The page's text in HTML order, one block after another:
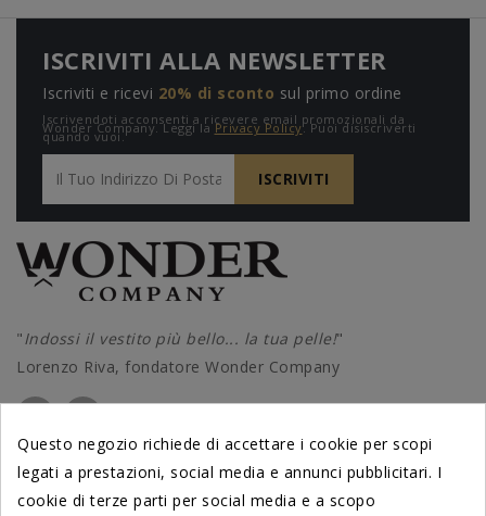
ISCRIVITI ALLA NEWSLETTER
Iscriviti e ricevi 20% di sconto sul primo ordine
Iscrivendoti acconsenti a ricevere email promozionali da
Wonder Company. Leggi laPrivacy Policy. Puoi disiscriverti
quando vuoi.
"Indossi il vestito più bello... la tua pelle!"
Lorenzo Riva, fondatore Wonder Company
PRODOTTI
Questo negozio richiede di accettare i cookie per scopi
legati a prestazioni, social media e annunci pubblicitari. I
cookie di terze parti per social media e a scopo